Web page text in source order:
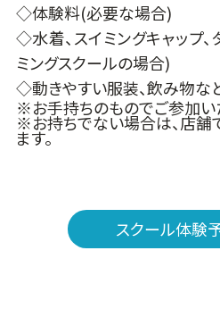
◇体験料(必要な場合)
◇水着、スイミングキャップ
ミングスクールの場合)
◇動きやすい服装、飲み物な
※お手持ちのものでご参加い
※お持ちでない場合は、店舗
ます。
スクール体験